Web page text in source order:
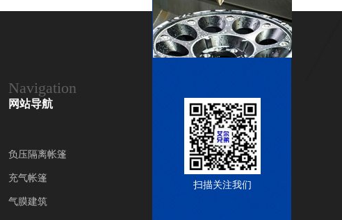
Navigation
网站导航
负压隔离帐篷
充气帐篷
气膜建筑
扫描关注我们